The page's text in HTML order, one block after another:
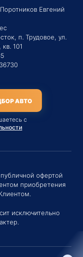
Евгений
п. Трудовое, ул.
101
АВТО
с
офертой
приобретения
исключительно